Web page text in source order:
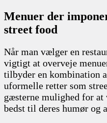
Menuer der
street food
Når man vælger en
vigtigt at overveje
tilbyder en kombination
uformelle retter som
gæsterne mulighed for at
bedst til deres humør og